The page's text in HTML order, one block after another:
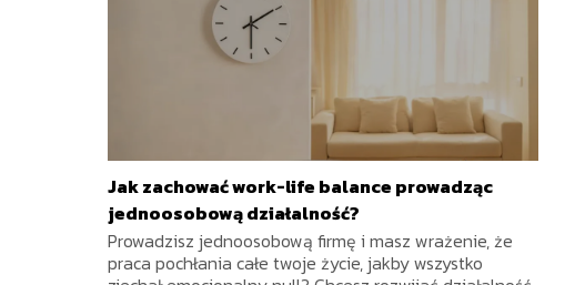
Jak zachować work-life balance prowadząc
jednoosobową działalność?
Prowadzisz jednoosobową firmę i masz wrażenie, że
praca pochłania całe twoje życie, jakby wszystko